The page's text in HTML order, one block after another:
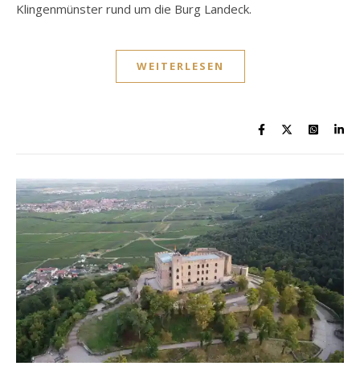
Klingenmünster rund um die Burg Landeck.
WEITERLESEN